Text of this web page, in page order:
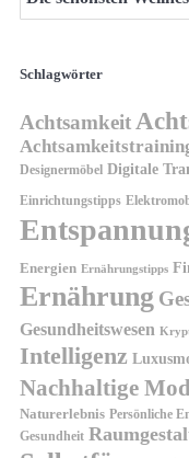
Schlagwörter
Achtsamkeit
Designermöbel Digitale
Einrichtungstipps
Energien Ernährungstipps
Ernährung
Gesundheitswesen
Intelligenz
Nachhaltige
Naturerlebnis Persönliche
Gesundheit